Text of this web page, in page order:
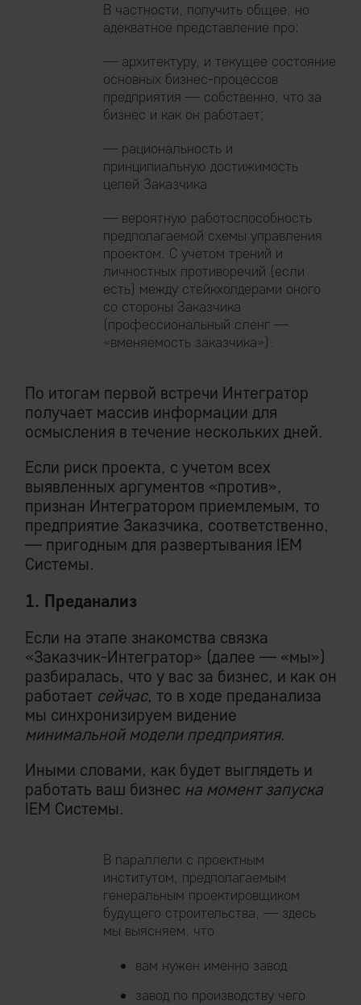
В частности, получить общее, но
адекватное представление про:
— архитектуру, и текущее состояние
основных бизнес-процессов
предприятия — собственно, что за
бизнес и как он работает;
— рациональность и
принципиальную достижимость
целей Заказчика
— вероятную работоспособность
предполагаемой схемы управления
проектом. С учетом трений и
личностных противоречий (если
есть) между стейкхолдерами оного
со стороны Заказчика
(профессиональный сленг —
«вменяемость заказчика»).
По итогам первой встречи Интегратор
получает массив информации для
осмысления в течение нескольких дней.
Если риск проекта, с учетом всех
выявленных аргументов «против»,
признан Интегратором приемлемым, то
предприятие Заказчика, соответственно,
— пригодным для развертывания IEM
Системы.
1. Преданализ
Если на этапе знакомства связка
«Заказчик-Интегратор» (далее — «мы»)
разбиралась, что у вас за бизнес, и как он
работает сейчас, то в ходе преданализа
мы синхронизируем видение
минимальной модели предприятия.
Иными словами, как будет выглядеть и
работать ваш бизнес на момент запуска
IEM Системы.
В параллели с проектным
институтом, предполагаемым
генеральным проектировщиком
будущего строительства, — здесь
мы выясняем, что
вам нужен именно завод
завод по производству чего